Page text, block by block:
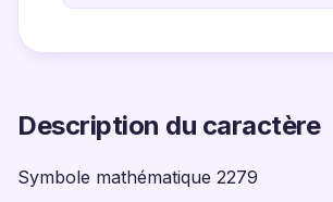
Description du caractère
Symbole mathématique 2279